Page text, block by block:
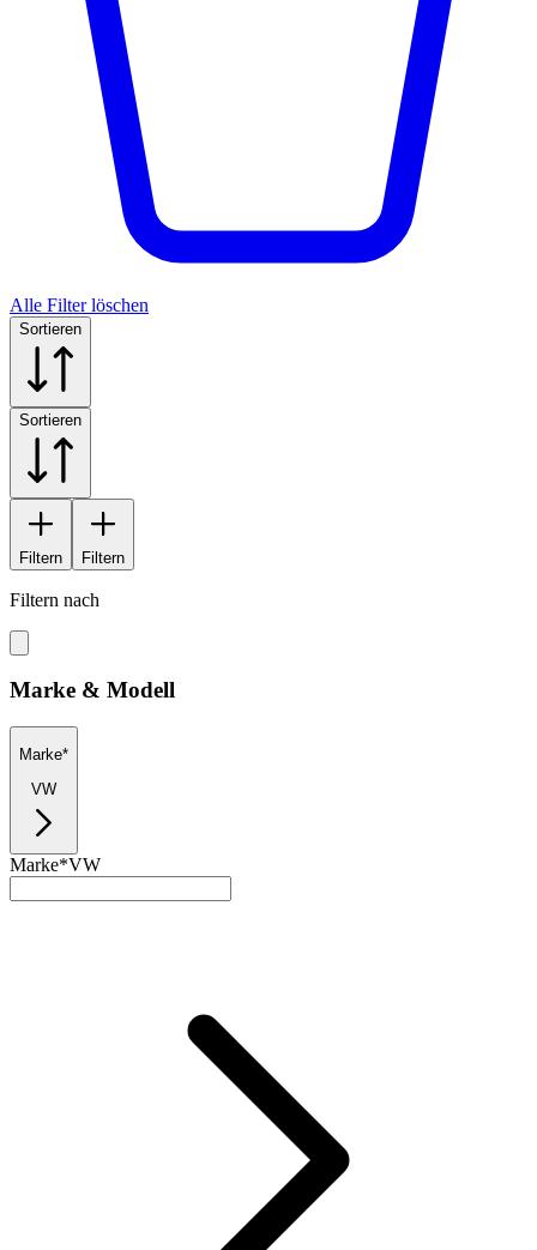
Alle Filter löschen
Sortieren
Sortieren
Filtern Filtern
Filtern nach
Marke & Modell
Marke*
VW
Marke*VW